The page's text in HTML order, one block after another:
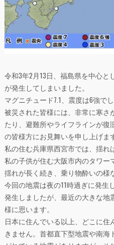
令和3年2月13日、福島県を中心
が発生してしまいました。
マグニチュード7.1、震度は6強でし
被災された皆様には、非常に寒
たり、避難所やライフラインが復
の皆様方にお見舞いを申し上げます
私の住む兵庫県西宮市では、揺れ
私の子供が住む大阪市内のタワ
揺れが長く続き、乗り物酔いの様
今回の地震は夜の11時過ぎに発生
発生しましたが、最近の大きな地
様に思います。
日本に住んでいる以上、どこに
きません。首都直下型地震や南